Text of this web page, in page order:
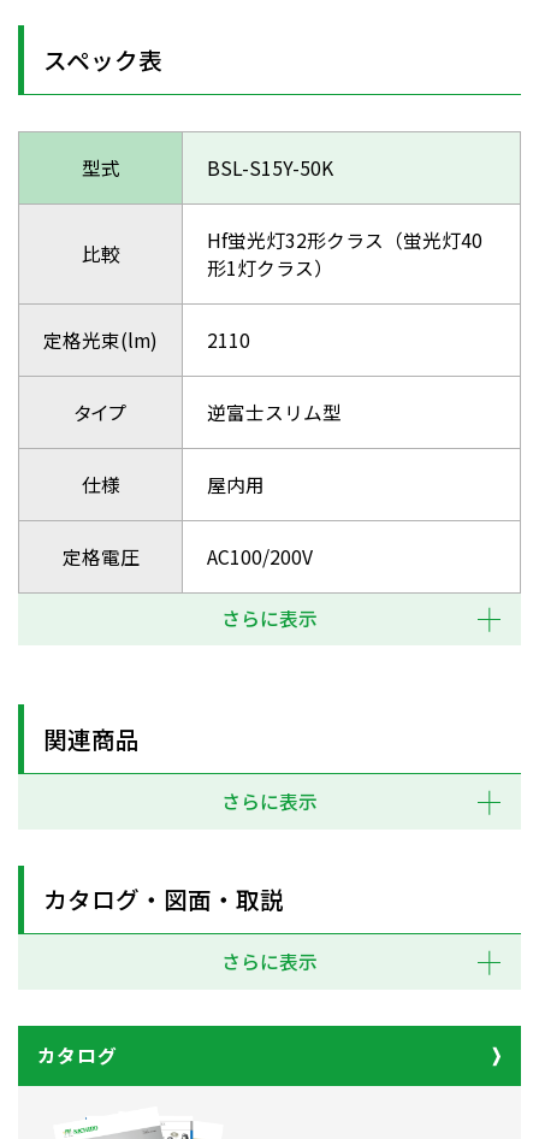
スペック表
型式 BSL-S15Y-50K
比較
Hf蛍光灯32形クラス（蛍光灯40
形1灯クラス）
定格光束(lm) 2110
タイプ 逆富士スリム型
仕様 屋内用
定格電圧 AC100/200V
さらに表示
関連商品
さらに表示
カタログ・図面・取説
さらに表示
カタログ